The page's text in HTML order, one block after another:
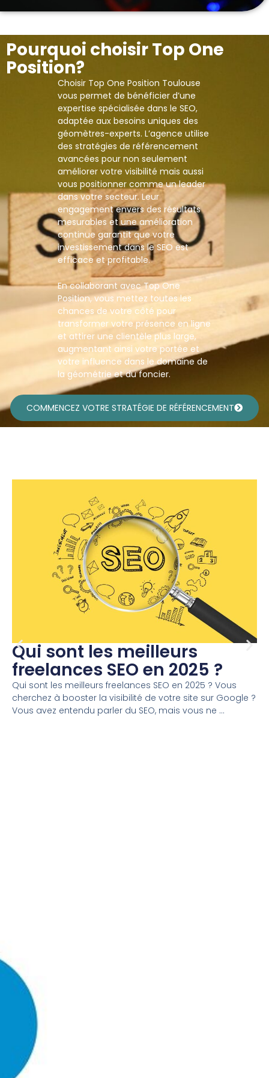
Pourquoi choisir Top One
Position?
Choisir Top One Position Toulouse
vous permet de bénéficier d’une
expertise spécialisée dans le SEO,
adaptée aux besoins uniques des
géomètres-experts. L’agence utilise
des stratégies de référencement
avancées pour non seulement
améliorer votre visibilité mais aussi
vous positionner comme un leader
dans votre secteur. Leur
engagement envers des résultats
mesurables et une amélioration
continue garantit que votre
investissement dans le SEO est
efficace et profitable.
En collaborant avec Top One
Position, vous mettez toutes les
chances de votre côté pour
transformer votre présence en ligne
et attirer une clientèle plus large,
augmentant ainsi votre portée et
votre influence dans le domaine de
la géométrie et du foncier.
COMMENCEZ VOTRE STRATÉGIE DE RÉFÉRENCEMENT
Qui sont les meilleurs
freelances SEO en 2025 ?
Qui sont les meilleurs freelances SEO en 2025 ? Vous
cherchez à booster la visibilité de votre site sur Google ?
Vous avez entendu parler du SEO, mais vous ne ...